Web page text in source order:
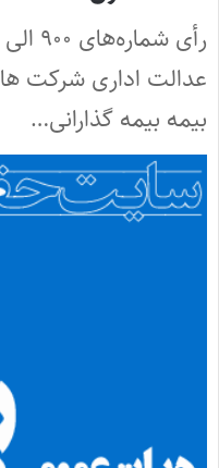
عدالت اداری شرکت
بیمه بیمه گذارانی…